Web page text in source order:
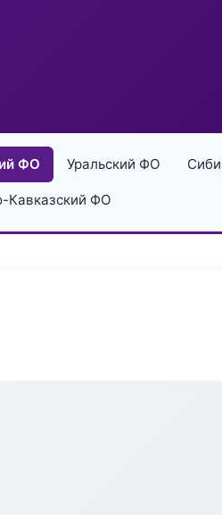
ФО Уральский ФО
Кавказский ФО